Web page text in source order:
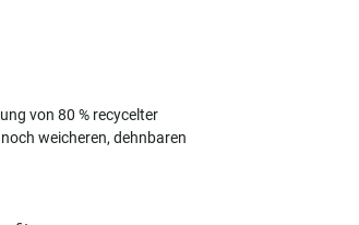
von 80 % recycelter
weicheren, dehnbaren